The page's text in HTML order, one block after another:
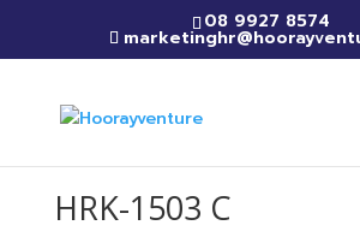
08 9927 8574
HRK-1503 C